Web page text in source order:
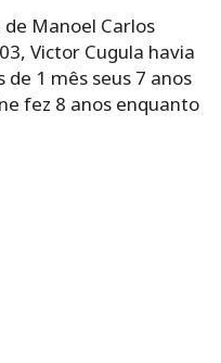
Manoel Carlos
Victor Cugula havia
1 mês seus 7 anos
fez 8 anos enquanto